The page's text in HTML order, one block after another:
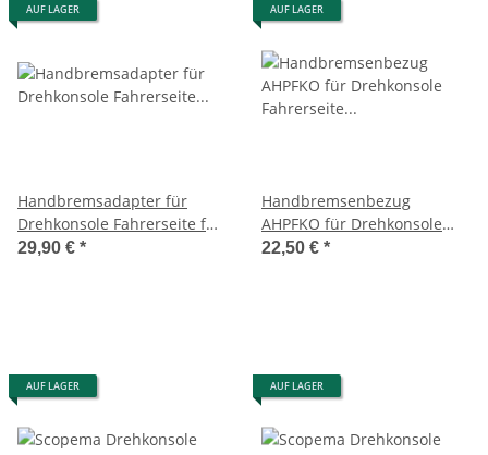
AUF LAGER
Handbremsadapter für
Drehkonsole Fahrerseite für
Peugeot Expert K0 / Jumpy
29,90 € *
AUF LAGER
Handbremsenbezug
AHPFKO für Drehkonsole
Fahrerseite für Toyota
22,50 € *
AUF LAGER AUF LAGER